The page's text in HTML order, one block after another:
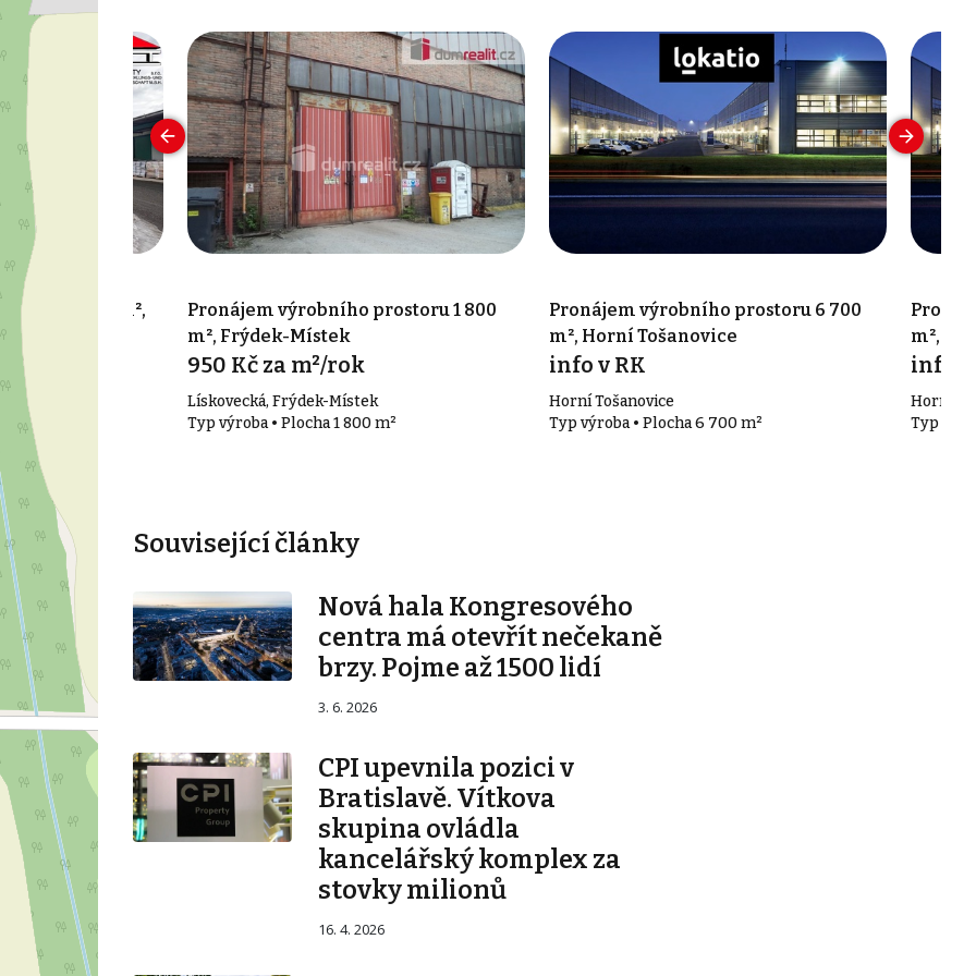
90 m²,
Pronájem výrobního prostoru 1 800
m², Frýdek-Místek
950 Kč za m²/rok
Lískovecká, Frýdek-Místek
Typ výroba • Plocha 1 800 m²
Pronájem výrobního prostoru 6 700
m², Horní Tošanovice
info v RK
Horní Tošanovice
Typ výroba • Plocha 6 700 m²
m²,
info v
Horní
Typ
Související články
Nová hala Kongresového
centra má otevřít nečekaně
brzy. Pojme až 1500 lidí
3. 6. 2026
CPI upevnila pozici v
Bratislavě. Vítkova
skupina ovládla
kancelářský komplex za
stovky milionů
16. 4. 2026